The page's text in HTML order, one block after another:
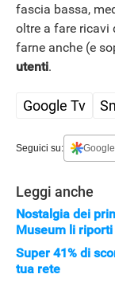
fascia bassa,
oltre a fare ricavi
farne anche (e
utenti.
Google Tv
Seguici su:
Leggi anche
Nostalgia dei
Museum li riporti
Super 41% di
tua rete